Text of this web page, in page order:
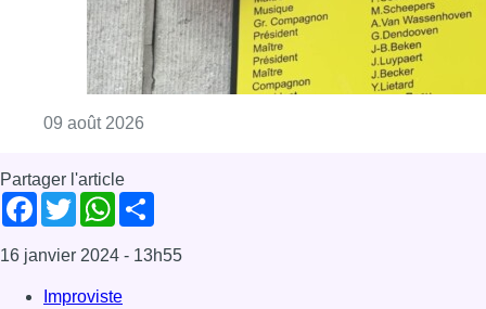
09 août 2026
Partager l'article
Facebook
TwitterWhatsApp
16 janvier 2024 - 13h55
Improviste